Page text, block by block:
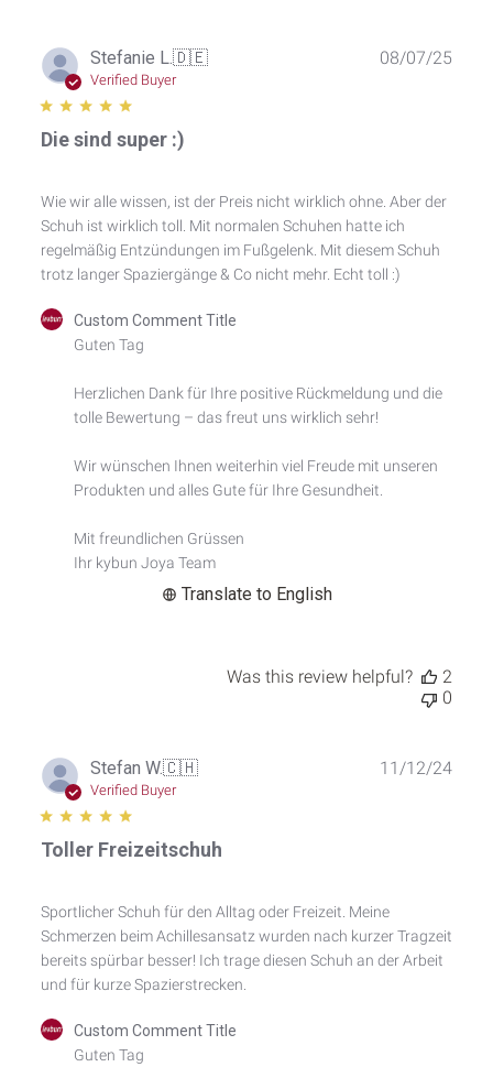
Stefanie L. 🇩🇪
Verified Buyer
Die sind super :)
Wie wir alle wissen, ist der Preis nicht wirklich ohne. Aber der
Schuh ist wirklich toll. Mit normalen Schuhen hatte ich
regelmäßig Entzündungen im Fußgelenk. Mit diesem Schuh
trotz langer Spaziergänge & Co nicht mehr. Echt toll :)
Comments
Review
Custom
Comment
Custom Comment Title
Guten Tag
Herzlichen Dank für Ihre positive Rückmeldung und die
tolle Bewertung – das freut uns wirklich sehr!
Wir wünschen Ihnen weiterhin viel Freude mit unseren
Produkten und alles Gute für Ihre Gesundheit.
Mit freundlichen Grüssen
Ihr kybun Joya Team
Translate to English
08/07/25
Was this review helpful?
2
0
Stefan W.🇨🇭
Verified Buyer
Toller Freizeitschuh
Sportlicher Schuh für den Alltag oder Freizeit. Meine
Schmerzen beim Achillesansatz wurden nach kurzer Tragzeit
bereits spürbar besser! Ich trage diesen Schuh an der Arbeit
und für kurze Spazierstrecken.
Comments
Custom Comment Title
Guten Tag
11/12/24